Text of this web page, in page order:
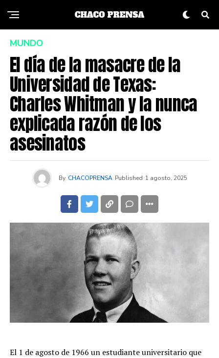
MUNDO
El día de la masacre de la
Universidad de Texas:
Charles Whitman y la nunca
explicada razón de los
asesinatos
By CHACOPRENSA Published 1 agosto, 2025
El 1 de agosto de 1966 un estudiante universitario que